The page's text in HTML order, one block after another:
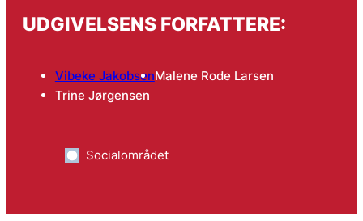
UDGIVELSENS FORFATTERE:
Vibeke JakobsenMalene Rode Larsen
Trine Jørgensen
Socialområdet